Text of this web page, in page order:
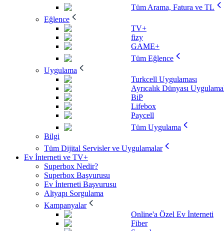
Tüm Arama, Fatura ve TL
Eğlence
TV+
fizy
GAME+
Tüm Eğlence
Uygulama
Turkcell Uygulaması
Ayrıcalık Dünyası
BiP
Lifebox
Paycell
Tüm Uygulama
Bilgi
Tüm Dijital Servisler ve Uygulamalar
Ev İnterneti ve TV+
Superbox Nedir?
Superbox Başvurusu
Ev İnterneti Başvurusu
Altyapı Sorgulama
Kampanyalar
Online'a Özel Ev İnterneti
Fiber